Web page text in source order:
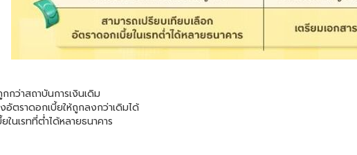
กว่าสถาบันการเงินเดิม
ตราดอกเบี้ยให้ถูกลงกว่าเดิมได้
ในเรทที่ต่ำได้หลายธนาคาร